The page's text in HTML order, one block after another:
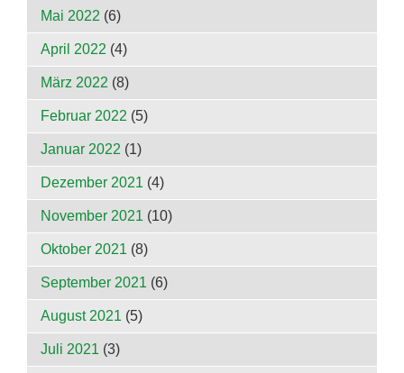
Mai 2022 (6)
April 2022 (4)
März 2022 (8)
Februar 2022 (5)
Januar 2022 (1)
Dezember 2021 (4)
November 2021 (10)
Oktober 2021 (8)
September 2021 (6)
August 2021 (5)
Juli 2021 (3)